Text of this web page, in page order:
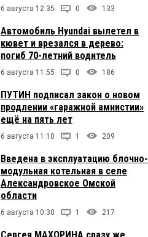
6 августа 12:35 0 133
Автомобиль Hyundai вылетел в
кювет и врезался в дерево:
погиб 70-летний водитель
6 августа 11:55 0 186
ПУТИН подписал закон о новом
продлении «гаражной амнистии»
ещё на пять лет
6 августа 11:10 1 209
Введена в эксплуатацию блочно-
модульная котельная в селе
Александровское Омской
области
6 августа 10:30 1 217